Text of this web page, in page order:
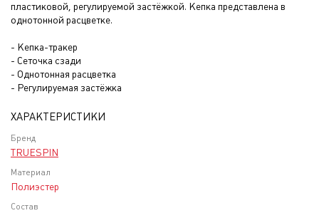
пластиковой, регулируемой застёжкой. Кепка представлена в
однотонной расцветке.
- Кепка-тракер
- Сеточка сзади
- Однотонная расцветка
- Регулируемая застёжка
ХАРАКТЕРИСТИКИ
Бренд
TRUESPIN
Материал
Полиэстер
Состав